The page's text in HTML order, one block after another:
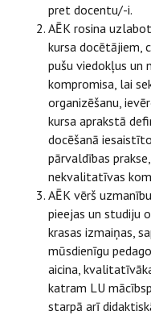
pret docentu/-i.
AĒK rosina
kursa docētājiem,
pušu viedokļus un
kompromisa, lai
organizēšanu,
kursa aprakstā
docēšanā
pārvaldības
nekvalitatīvas
AĒK vērš
pieejas un studiju
krasas izmaiņas,
mūsdienīgu
aicina,
katram LU
starpā arī